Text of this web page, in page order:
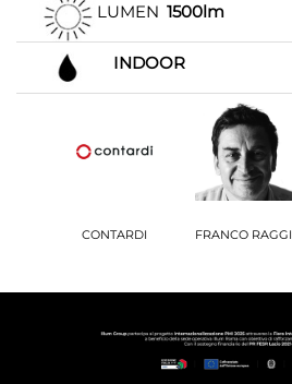
LUMEN 1500lm
INDOOR
CONTARDI FRANCO RAGGI